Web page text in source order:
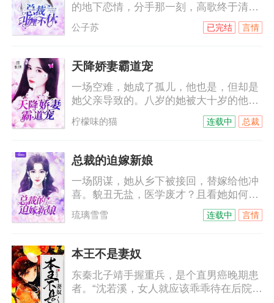
的地下恋情，分手那一刻，高歌终于清
楚，自己从来就没有走进过他的心里。她
平静的签了字，拿着合约麻利的滚了。她
这才刚刚只是开始……某天，慕总裁打电
话给某小艺人，“明天有空吗？”小艺人不
耐烦，“没空！”“这样啊，其实我是
想……”小艺人被撩起好奇心，“想干嘛？”
公子苏 言情
已完结
天降娇妻霸道宠
一场空难，她成了孤儿，他也是，但却是
她父亲导致的。八岁的她被大十岁的他带
回穆家，本以为那是他的善意，没想到，
他是来讨债的。十年间，她一直以为他恨
给她……他不允许她叫他哥，她只能叫他
名字，穆霆琛，穆霆琛，一遍遍，根深蒂
固……
柠檬味的猫 总裁
连载中
总裁的迫嫁新娘
一场阴谋，她从乡下被接回，替嫁给他冲
喜。貌丑无盐，医学废才？且看她如何妙
手回春，绝丽风姿！脸被打肿的海城名媛
们向他告状，陆少……等等，她嫁的鬼夫
紧他的大腿，老公，你不是快不行了么？
他一副要吃了她的表情，看来我要身体力
行让你看看我究竟行不行！
琉璃雪雪 言情
连载中
本王不是妻奴
东秦北子靖手握重兵，是个直男癌晚期患
者。“沈若溪，女人就应该乖乖待在后院，